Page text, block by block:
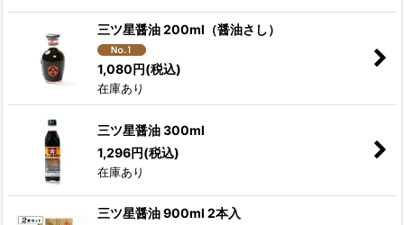
三ツ星醤油 200ml（醤油さし）
1,080円(税込)
在庫あり
三ツ星醤油 300ml
1,296円(税込)
在庫あり
三ツ星醤油 900ml 2本入